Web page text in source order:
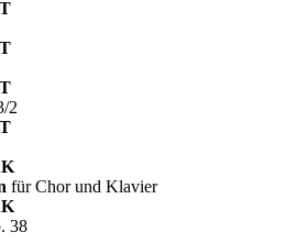
2
für Chor und Klavier
38